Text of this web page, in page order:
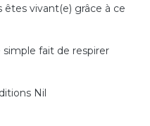
êtes vivant(e) grâce à ce
simple fait de respirer
Nil